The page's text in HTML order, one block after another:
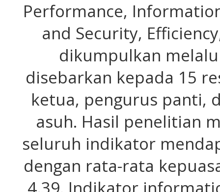
Performance,
and Security,
dikumpulkan
disebarkan kepada 15
ketua, pengurus panti,
asuh. Hasil penelitian
seluruh indikator
dengan rata-rata